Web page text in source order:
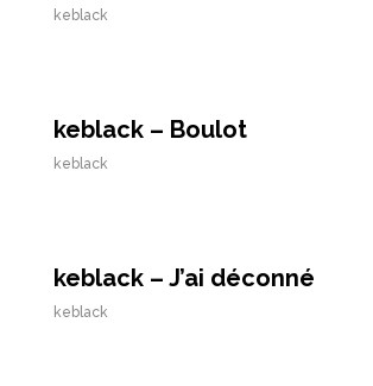
keblack
keblack – Boulot
keblack
keblack – J’ai déconné
keblack